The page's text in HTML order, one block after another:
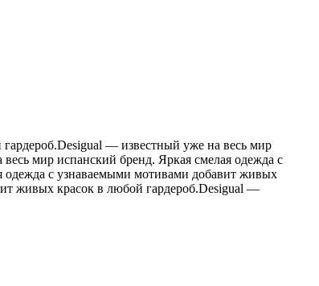
— известный уже на весь мир
мир испанский бренд. Яркая смелая одежда с
с узнаваемыми мотивами добавит живых
живых красок в любой гардероб.Desigual —